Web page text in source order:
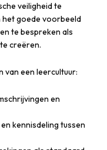
veiligheid te
het goede voorbeeld
te bespreken als
creëren.
van een leercultuur:
en
kennisdeling tussen